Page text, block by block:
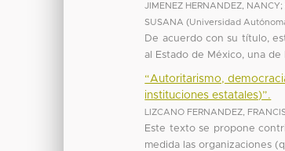
JIMENEZ HERNANDEZ, NANCY;
SUSANA (Universidad
De acuerdo con su título,
al Estado de México, una de
“Autoritarismo,
instituciones estatales)”.
LIZCANO FERNANDEZ,
Este texto se propone
medida las organizaciones